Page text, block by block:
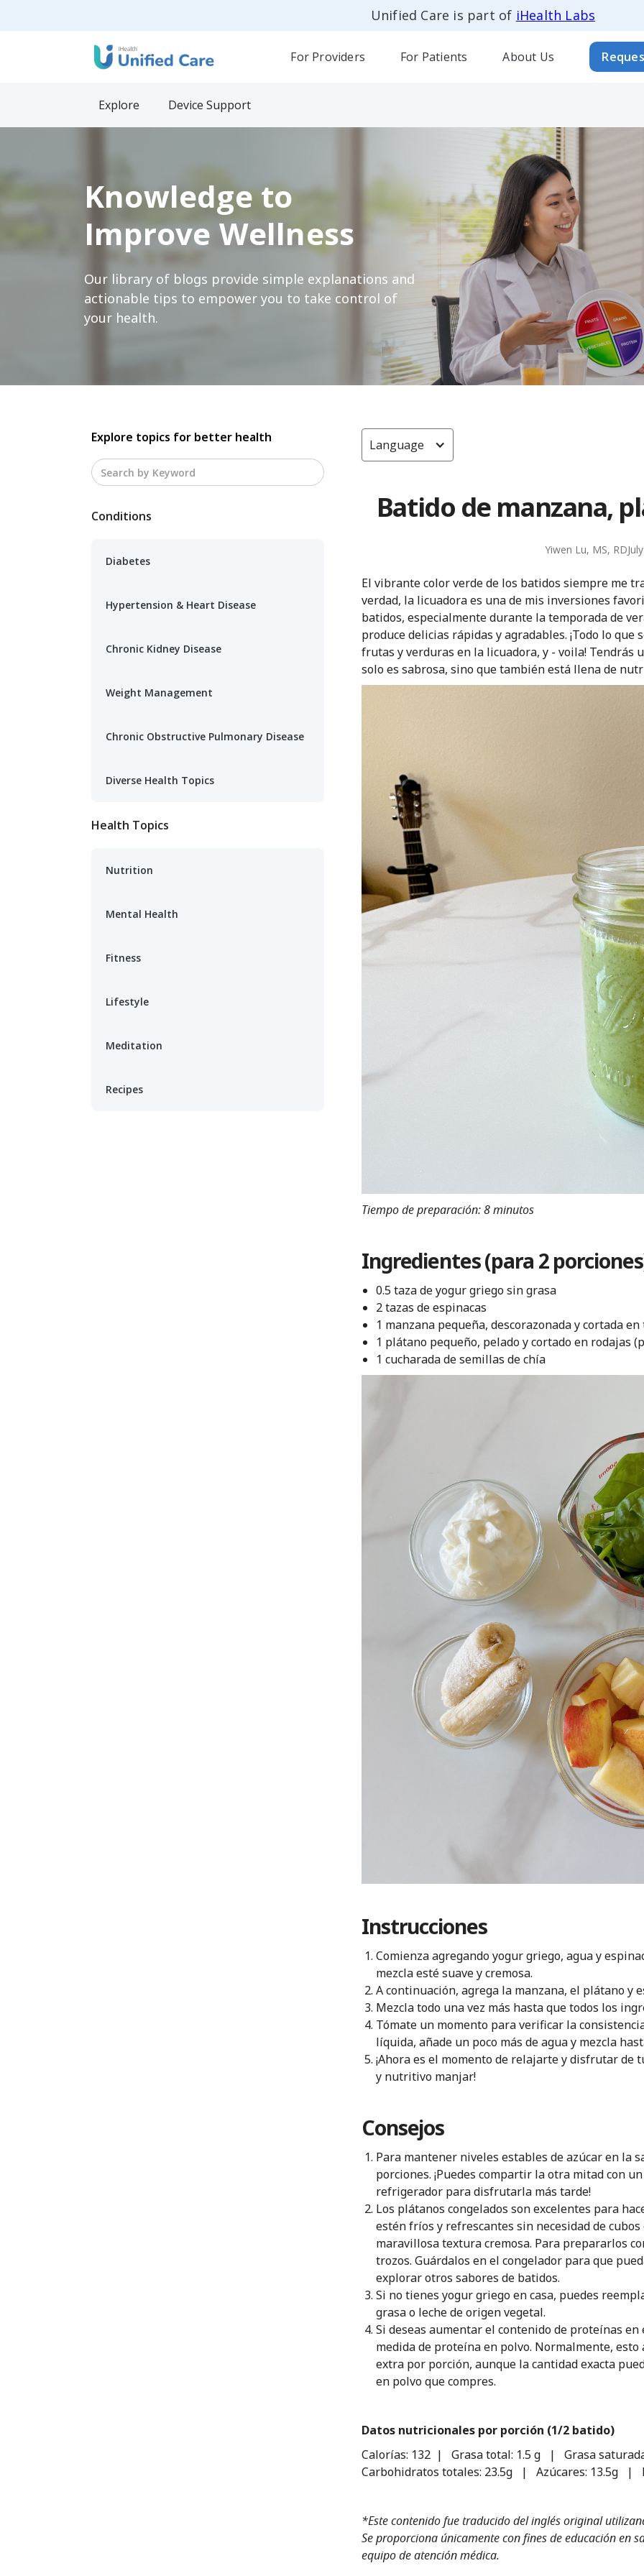
Unified Care is part of iHealth Labs
For Providers For Patients About Us
Explore Device Support
Knowledge to
Improve Wellness
Our library of blogs provide simple explanations and
actionable tips to empower you to take control of
your health.
Explore topics for better health
Conditions
Diabetes
Hypertension & Heart Disease
Chronic Kidney Disease
Weight Management
Chronic Obstructive Pulmonary Disease
Diverse Health Topics
Health Topics
Nutrition
Mental Health
Fitness
Lifestyle
Meditation
Recipes
Language
Batido de manzana,
Yiwen Lu, MS, RD
El vibrante color verde de los batidos siempre me
verdad, la licuadora es una de mis inversiones
batidos, especialmente durante la temporada de
produce delicias rápidas y agradables. ¡Todo lo
frutas y verduras en la licuadora, y - voila! Tendrás
solo es sabrosa, sino que también está llena de
Tiempo de preparación: 8 minutos
Ingredientes (para 2
0.5 taza de yogur griego sin grasa
2 tazas de espinacas
1 manzana pequeña, descorazonada y cortada
1 plátano pequeño, pelado y cortado en rodajas
1 cucharada de semillas de chía
Instrucciones
Comienza agregando yogur griego, agua y
mezcla esté suave y cremosa.
A continuación, agrega la manzana, el plátano y
Mezcla todo una vez más hasta que todos los
Tómate un momento para verificar la
líquida, añade un poco más de agua y mezcla
¡Ahora es el momento de relajarte y disfrutar de
y nutritivo manjar!
Consejos
Para mantener niveles estables de azúcar en la
porciones. ¡Puedes compartir la otra mitad con
refrigerador para disfrutarla más tarde!
Los plátanos congelados son excelentes para
estén fríos y refrescantes sin necesidad de
maravillosa textura cremosa. Para prepararlos
trozos. Guárdalos en el congelador para que
explorar otros sabores de batidos.
Si no tienes yogur griego en casa, puedes
grasa o leche de origen vegetal.
Si deseas aumentar el contenido de proteínas
medida de proteína en polvo. Normalmente,
extra por porción, aunque la cantidad exacta
en polvo que compres.
Datos nutricionales por porción (1/2 batido)
Calorías: 132 | Grasa total: 1.5 g | Grasa
Carbohidratos totales: 23.5g | Azúcares: 13.5g |
*Este contenido fue traducido del inglés original
Se proporciona únicamente con fines de educación en
equipo de atención médica.